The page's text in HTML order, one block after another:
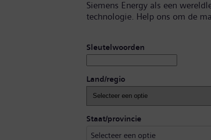
Siemens Energy als een
technologie. Help ons om de
Zoek op open vacatures
Sleutelwoorden
Land/regio
Staat/provincieSelecteer een optie
Selecteer een optie